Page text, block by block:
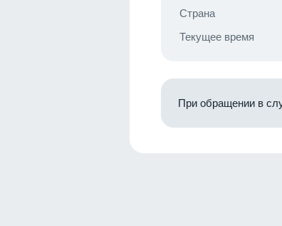
Страна
Текущее время
При обращении в